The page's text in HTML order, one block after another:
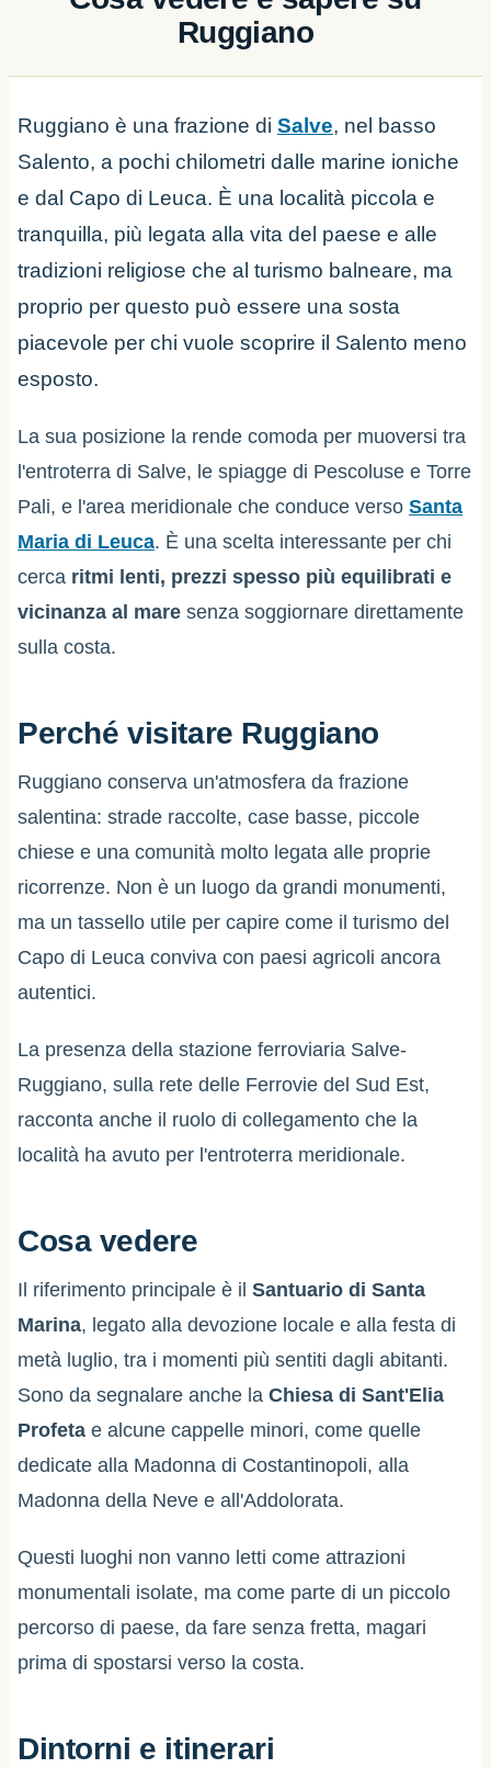
Ruggiano
Ruggiano è una frazione di Salve, nel basso
Salento, a pochi chilometri dalle marine ioniche
e dal Capo di Leuca. È una località piccola e
tranquilla, più legata alla vita del paese e alle
tradizioni religiose che al turismo balneare, ma
proprio per questo può essere una sosta
piacevole per chi vuole scoprire il Salento meno
esposto.
La sua posizione la rende comoda per muoversi tra
l'entroterra di Salve, le spiagge di Pescoluse e Torre
Pali, e l'area meridionale che conduce verso Santa
Maria di Leuca. È una scelta interessante per chi
cerca ritmi lenti, prezzi spesso più equilibrati e
vicinanza al mare senza soggiornare direttamente
sulla costa.
Perché visitare Ruggiano
Ruggiano conserva un'atmosfera da frazione
salentina: strade raccolte, case basse, piccole
chiese e una comunità molto legata alle proprie
ricorrenze. Non è un luogo da grandi monumenti,
ma un tassello utile per capire come il turismo del
Capo di Leuca conviva con paesi agricoli ancora
autentici.
La presenza della stazione ferroviaria Salve-
Ruggiano, sulla rete delle Ferrovie del Sud Est,
racconta anche il ruolo di collegamento che la
località ha avuto per l'entroterra meridionale.
Cosa vedere
Il riferimento principale è il Santuario di Santa
Marina, legato alla devozione locale e alla festa di
metà luglio, tra i momenti più sentiti dagli abitanti.
Sono da segnalare anche la Chiesa di Sant'Elia
Profeta e alcune cappelle minori, come quelle
dedicate alla Madonna di Costantinopoli, alla
Madonna della Neve e all'Addolorata.
Questi luoghi non vanno letti come attrazioni
monumentali isolate, ma come parte di un piccolo
percorso di paese, da fare senza fretta, magari
prima di spostarsi verso la costa.
Dintorni e itinerari